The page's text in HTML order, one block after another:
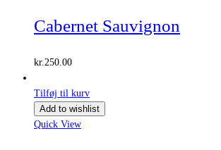
Cabernet Sauvignon
kr. 250.00
Tilføj til kurv
Add to wishlist
Quick View